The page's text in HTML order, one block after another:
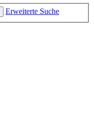
Erweiterte Suche